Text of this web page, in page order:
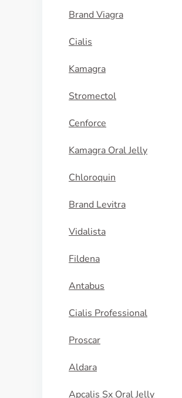
Brand Viagra
Cialis
Kamagra
Stromectol
Cenforce
Kamagra Oral Jelly
Chloroquin
Brand Levitra
Vidalista
Fildena
Antabus
Cialis Professional
Proscar
Aldara
Apcalis Sx Oral Jelly